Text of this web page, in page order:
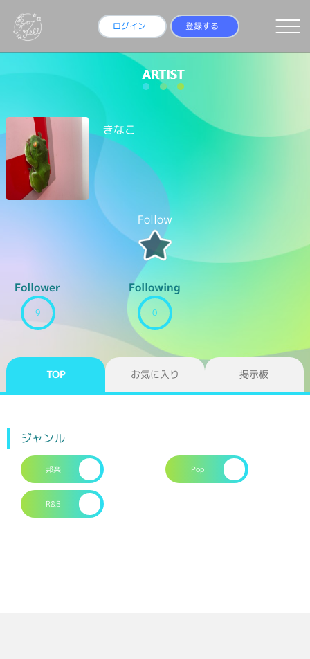
ログイン 登録する
きなこ
Follow
Follower
9
Following
0
TOP お気に入り 掲示板
ジャンル
邦楽 Pop
R&B